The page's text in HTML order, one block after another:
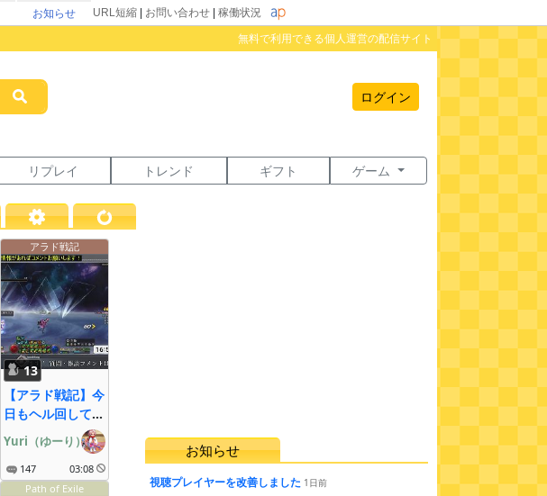
お知らせ URL短縮 お問い合わせ 稼働状況
無料で利用できる個人運営の配信サイト
ログイン
リプレイ トレンド ギフト ゲーム
アラド戦記
13
【アラド戦記】今
日もヘル回して誓
約集めるぞ！
YouTube同時配
信中！
Yuri（ゆーり）
147
03:08
Path of Exile
お知らせ
視聴プレイヤーを改善しました 1 日前